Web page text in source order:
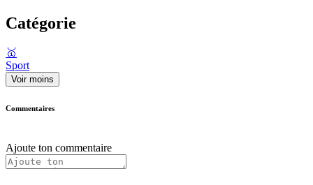
Catégorie
🥇
Sport
Voir moins
Commentaires
Ajoute ton commentaire